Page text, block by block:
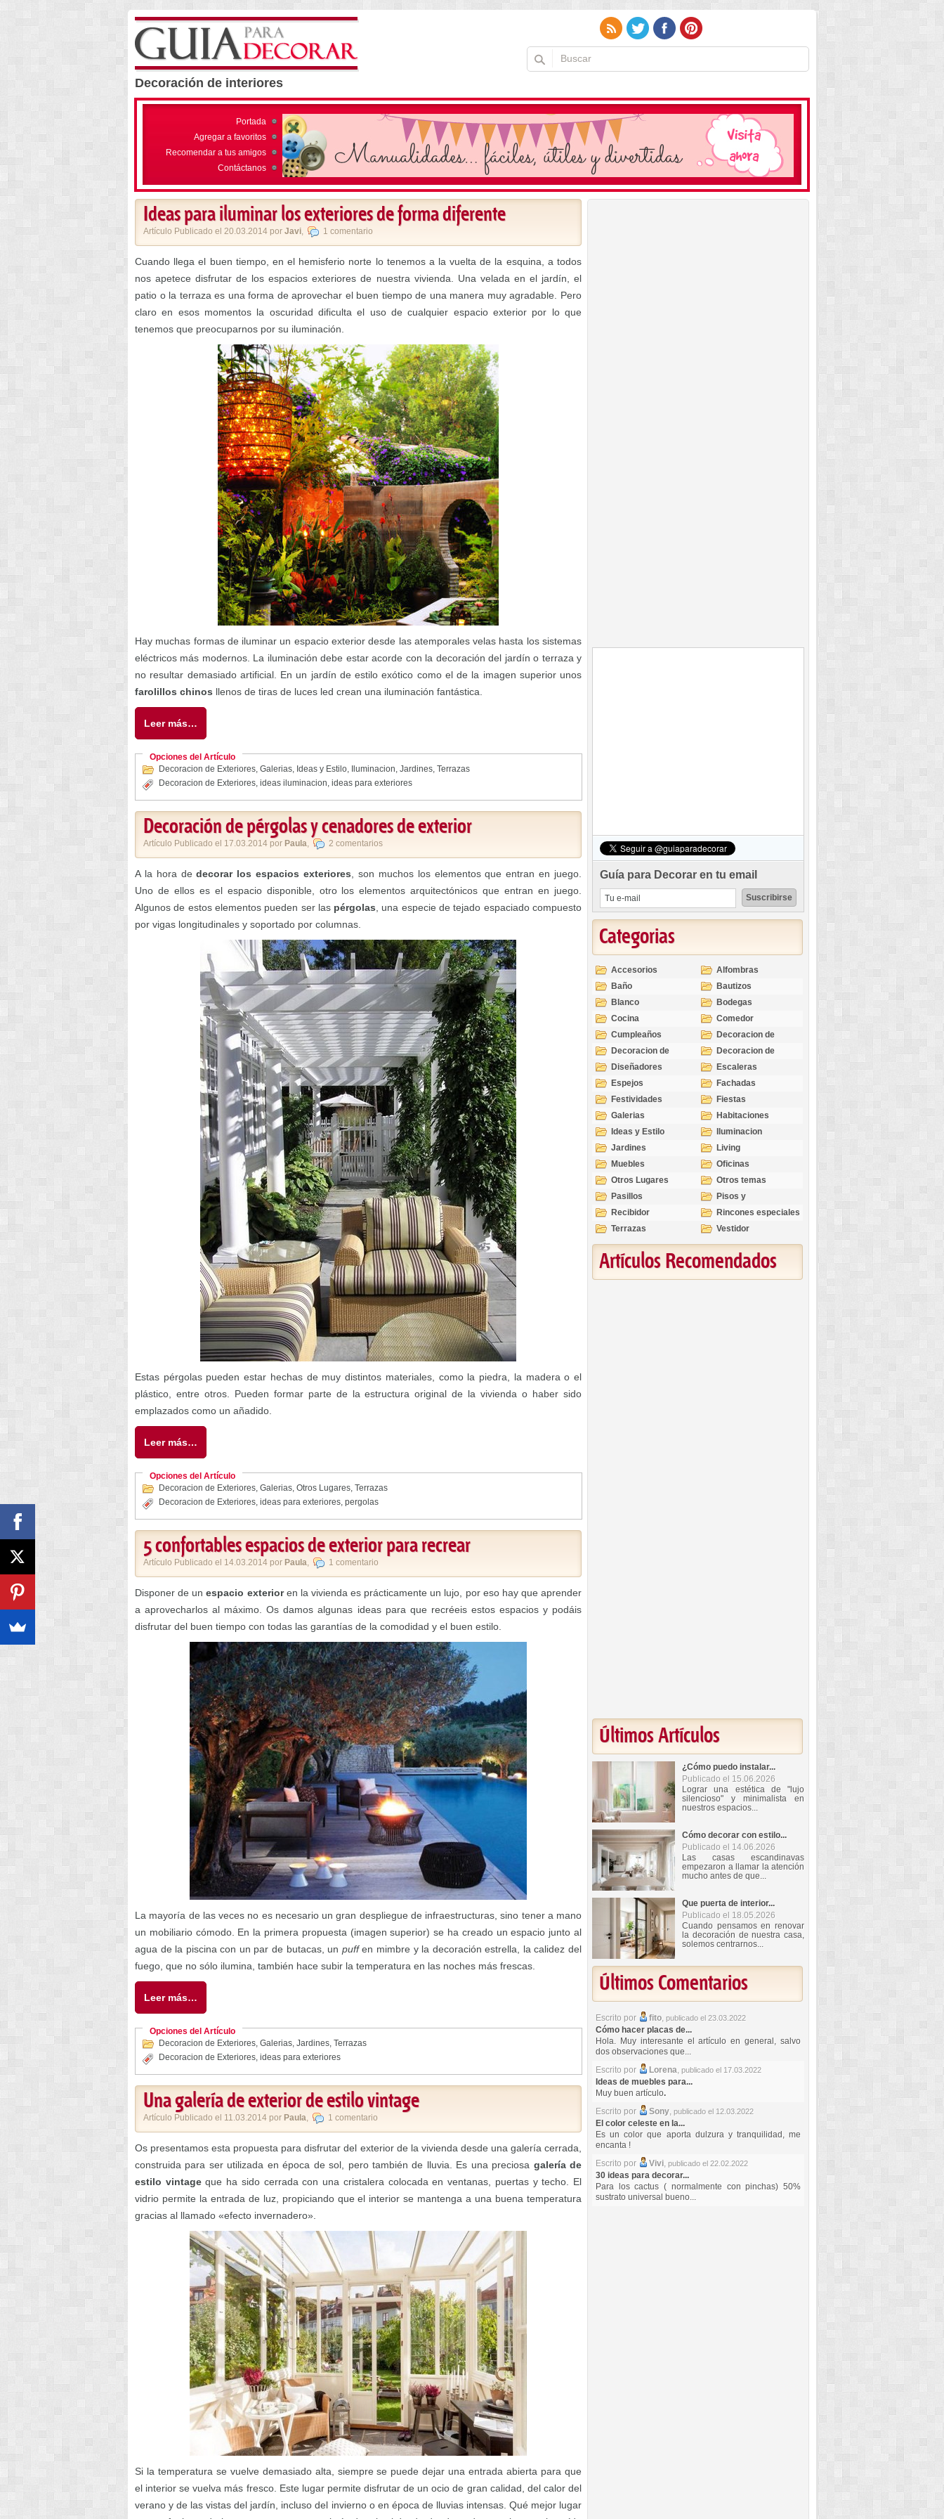
Decoración de interiores
Portada
Agregar a favoritos
Recomendar a tus amigos
Contáctanos
Ideas para iluminar los exteriores de forma diferente
Artículo Publicado el 20.03.2014 por Javi, 1 comentario
Cuando llega el buen tiempo, en el hemisferio norte lo tenemos a la vuelta de la esquina, a todos
nos apetece disfrutar de los espacios exteriores de nuestra vivienda. Una velada en el jardín, el
patio o la terraza es una forma de aprovechar el buen tiempo de una manera muy agradable. Pero
claro en esos momentos la oscuridad dificulta el uso de cualquier espacio exterior por lo que
tenemos que preocuparnos por su iluminación.
Hay muchas formas de iluminar un espacio exterior desde las atemporales velas hasta los sistemas
eléctricos más modernos. La iluminación debe estar acorde con la decoración del jardín o terraza y
no resultar demasiado artificial. En un jardín de estilo exótico como el de la imagen superior unos
farolillos chinos llenos de tiras de luces led crean una iluminación fantástica.
Leer más…
Opciones del Artículo
Decoracion de Exteriores, Galerias, Ideas y Estilo, Iluminacion, Jardines, Terrazas
Decoracion de Exteriores, ideas iluminacion, ideas para exteriores
Decoración de pérgolas y cenadores de exterior
Artículo Publicado el 17.03.2014 por Paula, 2 comentarios
A la hora dedecorar los espacios exteriores , son muchos los elementos que entran en juego.
Uno de ellos es el espacio disponible, otro los elementos arquitectónicos que entran en juego.
Algunos de estos elementos pueden ser las pérgolas , una especie de tejado espaciado compuesto
por vigas longitudinales y soportado por columnas.
Estas pérgolas pueden estar hechas de muy distintos materiales, como la piedra, la madera o el
plástico, entre otros. Pueden formar parte de la estructura original de la vivienda o haber sido
emplazados como un añadido.
Leer más…
Opciones del Artículo
Decoracion de Exteriores, Galerias, Otros Lugares, Terrazas
Decoracion de Exteriores, ideas para exteriores, pergolas
5 confortables espacios de exterior para recrear
Artículo Publicado el 14.03.2014 por Paula, 1 comentario
Disponer de unespacio exterioren la vivienda es prácticamente un lujo, por eso hay que aprender
a aprovecharlos al máximo. Os damos algunas ideas para que recréeis estos espacios y podáis
disfrutar del buen tiempo con todas las garantías de la comodidad y el buen estilo.
La mayoría de las veces no es necesario un gran despliegue de infraestructuras, sino tener a mano
un mobiliario cómodo. En la primera propuesta (imagen superior) se ha creado un espacio junto al
agua de la piscina con un par de butacas, un puffen mimbre y la decoración estrella, la calidez del
fuego, que no sólo ilumina, también hace subir la temperatura en las noches más frescas.
Leer más…
Opciones del Artículo
Decoracion de Exteriores, Galerias, Jardines, Terrazas
Decoracion de Exteriores, ideas para exteriores
Una galería de exterior de estilo vintage
Artículo Publicado el 11.03.2014 por Paula, 1 comentario
Os presentamos esta propuesta para disfrutar del exterior de la vivienda desde una galería cerrada,
construida para ser utilizada en época de sol, pero también de lluvia. Es una preciosa galería de
estilo vintageque ha sido cerrada con una cristalera colocada en ventanas, puertas y techo. El
vidrio permite la entrada de luz, propiciando que el interior se mantenga a una buena temperatura
gracias al llamado «efecto invernadero».
Si la temperatura se vuelve demasiado alta, siempre se puede dejar una entrada abierta para que
el interior se vuelva más fresco. Este lugar permite disfrutar de un ocio de gran calidad, del calor del
verano y de las vistas del jardín, incluso del invierno o en época de lluvias intensas. Qué mejor lugar
Guía para Decorar en tu email
Categorias
Accesorios
Alfombras
Baño
Bautizos
Blanco
Bodegas
Cocina
Comedor
Cumpleaños
Decoracion de
Exteriores
Decoracion de
Interiores
Decoracion de
Ocasiones
Diseñadores
Escaleras
Espejos
Fachadas
Festividades
Fiestas
Galerias
Habitaciones
Ideas y Estilo
Iluminacion
Jardines
Living
Muebles
Oficinas
Otros Lugares
Otros temas
Pasillos
Pisos y
revestimientos
Recibidor
Rincones especiales
Terrazas
Vestidor
Artículos Recomendados
Últimos Artículos
¿Cómo puedo instalar...
Publicado el 15.06.2026
Lograr una estética de "lujo
silencioso" y minimalista en
nuestros espacios...
Cómo decorar con estilo...
Publicado el 14.06.2026
Las casas escandinavas
empezaron a llamar la atención
mucho antes de que...
Que puerta de interior...
Publicado el 18.05.2026
Cuando pensamos en renovar
la decoración de nuestra casa,
solemos centrarnos...
Últimos Comentarios
Escrito por fito, publicado el 23.03.2022
Cómo hacer placas de...
Hola. Muy interesante el artículo en general, salvo
dos observaciones que...
Escrito por
Lorena, publicado el 17.03.2022
Ideas de muebles para...
Muy buen artículo.
Escrito por
Sony, publicado el 12.03.2022
El color celeste en la...
Es un color que aporta dulzura y tranquilidad, me
encanta !
Escrito por
Vivi, publicado el 22.02.2022
30 ideas para decorar...
Para los cactus ( normalmente con pinchas) 50%
sustrato universal bueno...